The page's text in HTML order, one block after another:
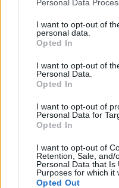
This information may
disclose it to other third
Please note that this
services and may gather
not limited to your visit or
grant or deny consent to
consent section.
Personal Data
I want to opt-out of
personal data.
Opted In
I want to opt-out of
Personal Data.
Opted In
I want to opt-out of
Personal Data for
Opted In
I want to opt-out of
Retention, Sale, and/
Personal Data that Is
Purposes for which it
Opted Out
La banca /Caso Mps: i
La data /L'8 agosto,
qualcosa